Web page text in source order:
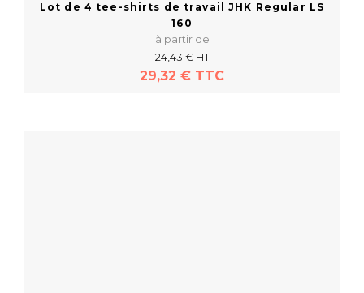
Lot de 4 tee-shirts de travail JHK Regular LS
160
à partir de
24,43 € HT
29,32 € TTC